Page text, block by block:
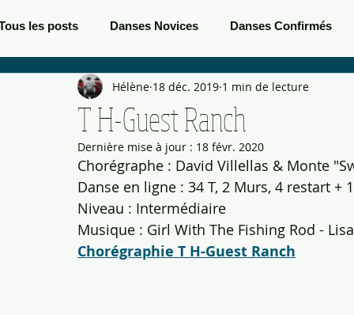
les posts Danses Novices Danses Confirmés
Danses Débutants Evènements Boots Bals de
T H-Guest Ranch
Hélène 18 déc. 2019 1 min de lecture
Dernière mise à jour : 18 févr. 2020
Chorégraphe : David Villellas & Monte
Danse en ligne : 34 T, 2 Murs, 4 restart +
Niveau : Intermédiaire
Musique : Girl With The Fishing Rod -
Chorégraphie T H-Guest Ranch